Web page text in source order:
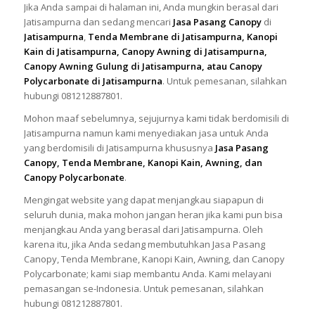
Jika Anda sampai di halaman ini, Anda mungkin berasal dari
Jatisampurna dan sedang mencari Jasa Pasang Canopy di
Jatisampurna, Tenda Membrane di Jatisampurna, Kanopi
Kain di Jatisampurna, Canopy Awning di Jatisampurna,
Canopy Awning Gulung di Jatisampurna, atau Canopy
Polycarbonate di Jatisampurna. Untuk pemesanan, silahkan
hubungi 081212887801.
Mohon maaf sebelumnya, sejujurnya kami tidak berdomisili di
Jatisampurna namun kami menyediakan jasa untuk Anda
yang berdomisili di Jatisampurna khususnya Jasa Pasang
Canopy, Tenda Membrane, Kanopi Kain, Awning, dan
Canopy Polycarbonate.
Mengingat website yang dapat menjangkau siapapun di
seluruh dunia, maka mohon jangan heran jika kami pun bisa
menjangkau Anda yang berasal dari Jatisampurna. Oleh
karena itu, jika Anda sedang membutuhkan Jasa Pasang
Canopy, Tenda Membrane, Kanopi Kain, Awning, dan Canopy
Polycarbonate; kami siap membantu Anda. Kami melayani
pemasangan se-Indonesia. Untuk pemesanan, silahkan
hubungi 081212887801.